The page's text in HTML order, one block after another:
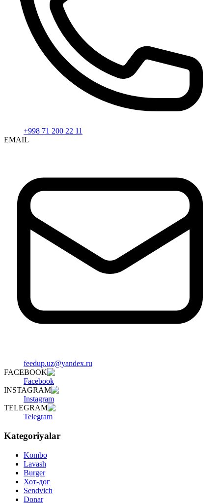
+998 71 200 22 11
EMAIL
feedup.uz@yandex.ru
FACEBOOK
Facebook
INSTAGRAM
Instagram
TELEGRAM
Telegram
Kategoriyalar
Kombo
Lavash
Burger
Хот-дог
Sendvich
Donar